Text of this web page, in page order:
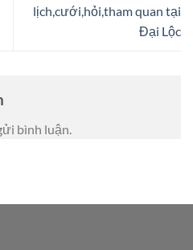
lịch,cưới,hỏi,tham quan tại
Đại Lộc
bình luận.